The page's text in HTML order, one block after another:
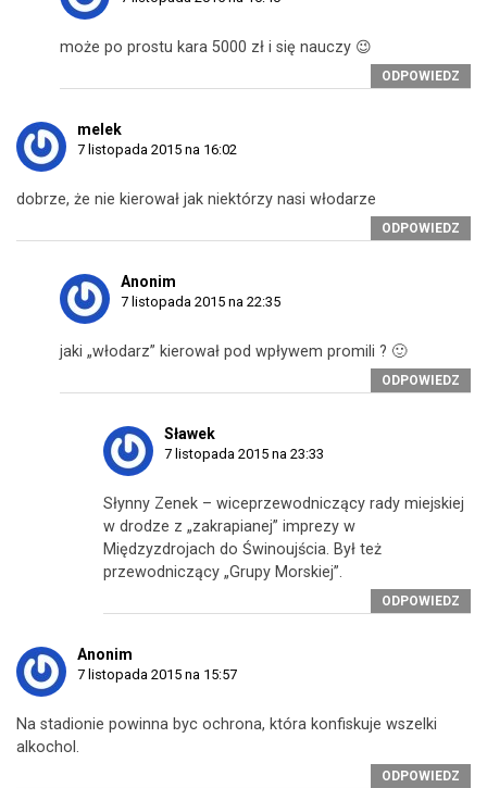
może po prostu kara 5000 zł i się nauczy 😉
ODPOWIEDZ
melek
7 listopada 2015 na 16:02
dobrze, że nie kierował jak niektórzy nasi włodarze
ODPOWIEDZ
Anonim
7 listopada 2015 na 22:35
jaki „włodarz” kierował pod wpływem promili ? 🙂
ODPOWIEDZ
Sławek
7 listopada 2015 na 23:33
Słynny Zenek – wiceprzewodniczący rady miejskiej
w drodze z „zakrapianej” imprezy w
Międzyzdrojach do Świnoujścia. Był też
przewodniczący „Grupy Morskiej”.
ODPOWIEDZ
Anonim
7 listopada 2015 na 15:57
Na stadionie powinna byc ochrona, która konfiskuje wszelki
alkochol.
ODPOWIEDZ